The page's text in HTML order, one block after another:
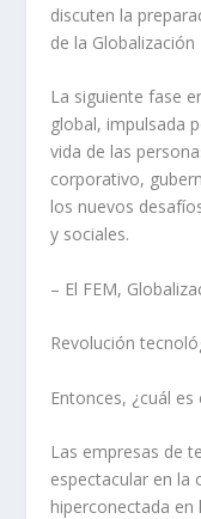
discuten la
de la
La siguiente fase
global, impulsada
vida de las
corporativo,
los nuevos
y sociales.
– El FEM,
Revolución
Entonces, ¿cuál
Las empresas de
espectacular en la
hiperconectada en